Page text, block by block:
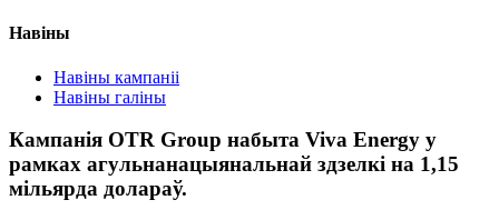
Навіны
Навіны кампаніі
Навіны галіны
Кампанія OTR Group набыта Viva Energy у
рамках агульнанацыянальнай здзелкі на 1,15
мільярда долараў.